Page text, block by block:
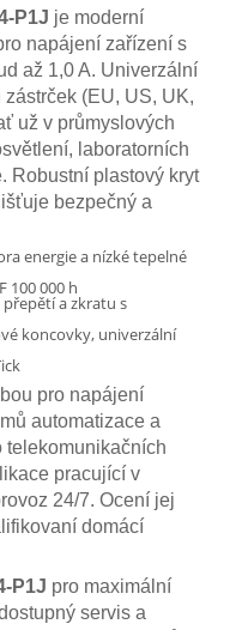
P1J je moderní
napájení zařízení s
až 1,0 A. Univerzální
(EU, US, UK,
už v průmyslových
laboratorních
Robustní plastový kryt
bezpečný a
energie a nízké tepelné
100 000 h
a zkratu s
koncovky, univerzální
pro napájení
automatizace a
telekomunikačních
pracující v
24/7. Ocení jej
domácí
P1J pro maximální
servis a